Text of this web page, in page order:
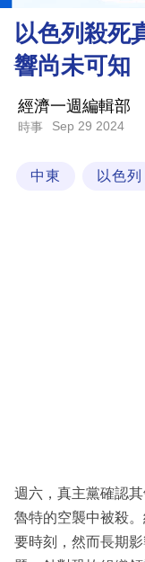
財
商
業
科
區
以色列殺死
響尚未可知
經濟一週編輯部
時事 Sep 29 2024
中東 以色列
週六，真主黨確認
魯特的空襲中被殺
要時刻，然而長期